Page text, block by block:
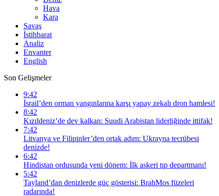
Hava
Kara
Savaş
İstihbarat
Analiz
Envanter
English
Son Gelişmeler
9:42
İsrail’den orman yangınlarına karşı yapay zekalı dron hamlesi!
8:42
Kızıldeniz’de dev kalkan: Suudi Arabistan liderliğinde ittifak!
7:42
Litvanya ve Filipinler’den ortak adım: Ukrayna tecrübesi
denizde!
6:42
Hindistan ordusunda yeni dönem: İlk askeri tıp departmanı!
5:42
Tayland’dan denizlerde güç gösterisi: BrahMos füzeleri
radarında!